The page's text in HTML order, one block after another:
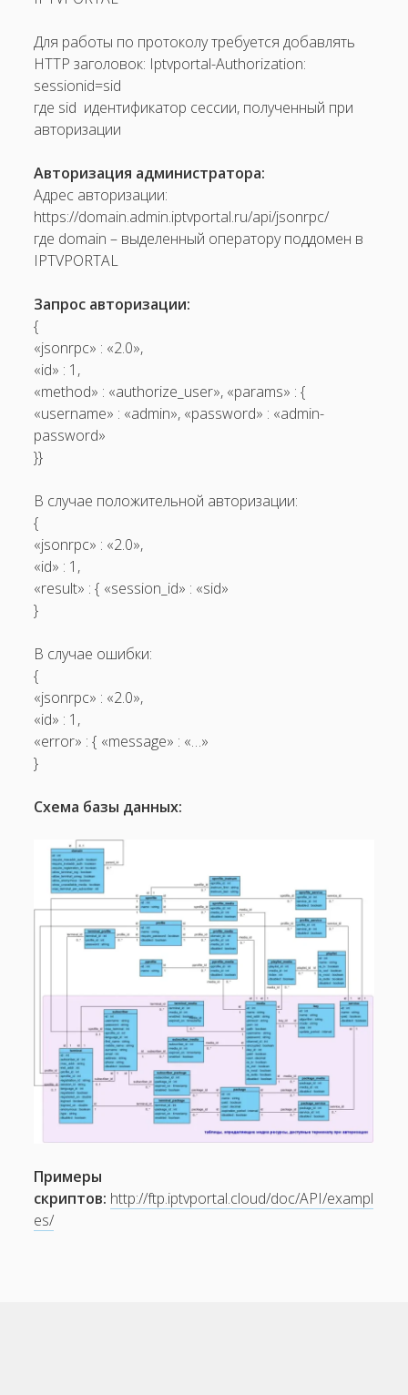
Для работы по протоколу требуется добавлять
HTTP ­заголовок: Iptvportal­-Authorization:
sessionid=sid
где sid ­ идентификатор сессии, полученный при
авторизации
Авторизация администратора:
Адрес авторизации:
https://domain.admin.iptvportal.ru/api/jsonrpc/
где domain – выделенный оператору поддомен в
IPTVPORTAL
Запрос авторизации:
{
«jsonrpc» : «2.0»,
«id» : 1,
«method» : «authorize_user», «params» : {
«username» : «admin», «password» : «admin­
password»
}}
В случае положительной авторизации:
{
«jsonrpc» : «2.0»,
«id» : 1,
«result» : { «session_id» : «sid»
}
В случае ошибки:
{
«jsonrpc» : «2.0»,
«id» : 1,
«error» : { «message» : «…»
}
Схема базы данных:
Примеры
скриптов: http://ftp.iptvportal.cloud/doc/API/exampl
es/